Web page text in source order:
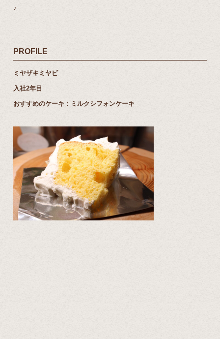
♪
PROFILE
ミヤザキミヤビ
入社2年目
おすすめのケーキ：ミルクシフォンケーキ